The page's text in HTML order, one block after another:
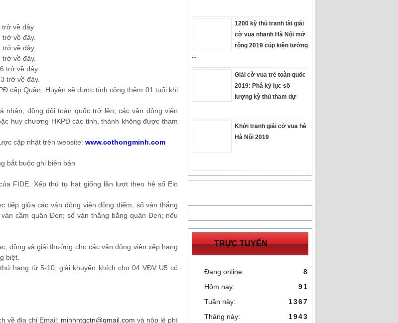
trở về đây
về đây.
về đây.
về đây.
trở về đây.
trở về đây.
cấp Quận, Huyện sẽ được tính cộng thêm 01 tuổi khi
nhân, đồng đội toàn quốc trở lên; các vận động viên
huy chương HKPĐ các tỉnh, thành không được tham
cập nhật trên website: www.cothongminh.com
bắt buộc ghi biên bản
FIDE. Xếp thứ tự hạt giống lần lượt theo hệ số Elo
tiếp giữa các vận động viên đồng điểm, số ván thắng
cầm quân Đen; số ván thắng bằng quân Đen; nếu
đồng và giải thưởng cho các vận động viên xếp hạng
biệt.
hạng từ 5-10; giải khuyến khích cho 04 VĐV U5 có
về địa chỉ Email: minhntqctn@gmail.com và nộp lệ phí
1200 kỳ thủ tranh tài giải
cờ vua nhanh Hà Nội mở
rộng 2019 cúp kiện tướng
...
Giải cờ vua trẻ toàn quốc
2019: Phá kỷ lục số
lượng kỳ thủ tham dự
Khởi tranh giải cờ vua hè
Hà Nội 2019
TRỰC TUYẾN
Đang online:
8
Hôm nay:
91
Tuần này:
1367
Tháng này:
1943